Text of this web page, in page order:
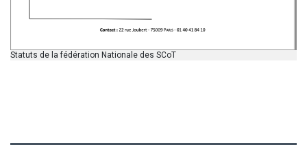
Statuts de la fédération Nationale des SCoT